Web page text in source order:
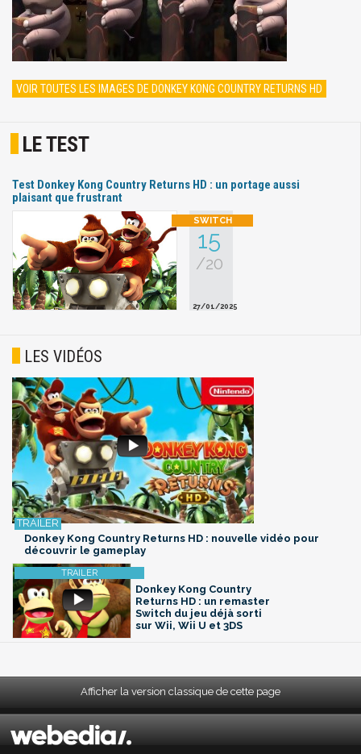
VOIR TOUTES LES IMAGES DE DONKEY KONG COUNTRY RETURNS HD
LE TEST
Test Donkey Kong Country Returns HD : un portage aussi
plaisant que frustrant
15
/20
27/01/2025
LES VIDÉOS
Donkey Kong Country Returns HD : nouvelle vidéo pour
découvrir le gameplay
Donkey Kong Country
Returns HD : un remaster
Switch du jeu déjà sorti
sur Wii, Wii U et 3DS
Afficher la version classique de cette page